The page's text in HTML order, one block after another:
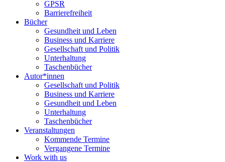
GPSR
Barrierefreiheit
Bücher
Gesundheit und Leben
Business und Karriere
Gesellschaft und Politik
Unterhaltung
Taschenbücher
Autor*innen
Gesellschaft und Politik
Business und Karriere
Gesundheit und Leben
Unterhaltung
Taschenbücher
Veranstaltungen
Kommende Termine
Vergangene Termine
Work with us